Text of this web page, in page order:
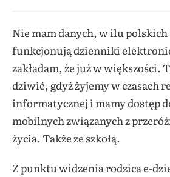
Nie mam danych, w ilu polskich
funkcjonują dzienniki
zakładam, że już w większości.
dziwić, gdyż żyjemy w czasach
informatycznej i mamy dostęp
mobilnych związanych z
życia. Także ze szkołą.
Z punktu widzenia rodzica e-